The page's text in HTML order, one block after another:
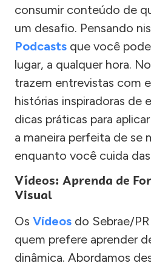
consumir conteúdo de
um desafio. Pensando
Podcasts que você
lugar, a qualquer hora.
trazem entrevistas com
histórias inspiradoras de
dicas práticas para
a maneira perfeita de se
enquanto você cuida
Vídeos: Aprenda de
Visual
Os Vídeos do Sebrae/
quem prefere aprender
dinâmica. Abordamos